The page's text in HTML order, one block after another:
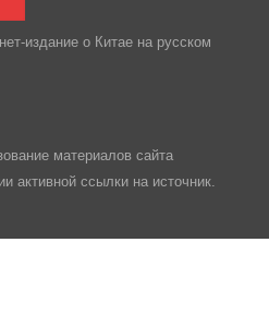
издание о Китае на русском
материалов сайта
активной ссылки на источник.